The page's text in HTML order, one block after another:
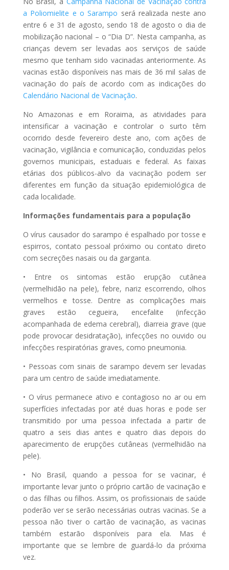
a Poliomielite e o Sarampo será realizada neste ano
entre 6 e 31 de agosto, sendo 18 de agosto o dia de
mobilização nacional – o “Dia D”. Nesta campanha, as
crianças devem ser levadas aos serviços de saúde
mesmo que tenham sido vacinadas anteriormente. As
vacinas estão disponíveis nas mais de 36 mil salas de
vacinação do país de acordo com as indicações do
Calendário Nacional de Vacinação.
No Amazonas e em Roraima, as atividades para
intensificar a vacinação e controlar o surto têm
ocorrido desde fevereiro deste ano, com ações de
vacinação, vigilância e comunicação, conduzidas pelos
governos municipais, estaduais e federal. As faixas
etárias dos públicos-alvo da vacinação podem ser
diferentes em função da situação epidemiológica de
cada localidade.
Informações fundamentais para a população
O vírus causador do sarampo é espalhado por tosse e
espirros, contato pessoal próximo ou contato direto
com secreções nasais ou da garganta.
• Entre os sintomas estão erupção cutânea
(vermelhidão na pele), febre, nariz escorrendo, olhos
vermelhos e tosse. Dentre as complicações mais
graves estão cegueira, encefalite (infecção
acompanhada de edema cerebral), diarreia grave (que
pode provocar desidratação), infecções no ouvido ou
infecções respiratórias graves, como pneumonia.
• Pessoas com sinais de sarampo devem ser levadas
para um centro de saúde imediatamente.
• O vírus permanece ativo e contagioso no ar ou em
superfícies infectadas por até duas horas e pode ser
transmitido por uma pessoa infectada a partir de
quatro a seis dias antes e quatro dias depois do
aparecimento de erupções cutâneas (vermelhidão na
pele).
• No Brasil, quando a pessoa for se vacinar, é
importante levar junto o próprio cartão de vacinação e
o das filhas ou filhos. Assim, os profissionais de saúde
poderão ver se serão necessárias outras vacinas. Se a
pessoa não tiver o cartão de vacinação, as vacinas
também estarão disponíveis para ela. Mas é
importante que se lembre de guardá-lo da próxima
vez.